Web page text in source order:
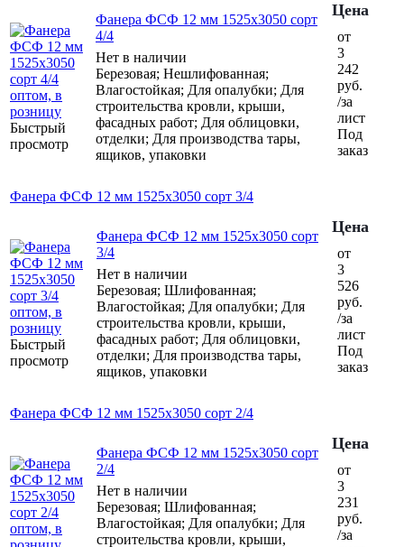
Быстрый
просмотр
Фанера ФСФ 12 мм 1525х3050 сорт
4/4
Нет в наличии
Березовая; Нешлифованная;
Влагостойкая; Для опалубки; Для
строительства кровли, крыши,
фасадных работ; Для облицовки,
отделки; Для производства тары,
ящиков, упаковки
Цена
от
3
242
руб.
/за
лист
Под
заказ
Фанера ФСФ 12 мм 1525х3050 сорт 3/4
Быстрый
просмотр
Фанера ФСФ 12 мм 1525х3050 сорт
3/4
Нет в наличии
Березовая; Шлифованная;
Влагостойкая; Для опалубки; Для
строительства кровли, крыши,
фасадных работ; Для облицовки,
отделки; Для производства тары,
ящиков, упаковки
Цена
от
3
526
руб.
/за
лист
Под
заказ
Фанера ФСФ 12 мм 1525х3050 сорт 2/4
Фанера ФСФ 12 мм 1525х3050 сорт
2/4
Нет в наличии
Березовая; Шлифованная;
Влагостойкая; Для опалубки; Для
строительства кровли, крыши,
Цена
от
3
231
руб.
/за